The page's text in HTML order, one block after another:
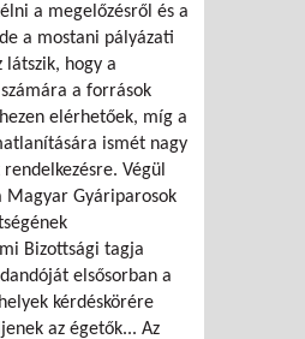
a megelőzésről és a
a mostani pályázati
látszik, hogy a
a források
elérhetőek, míg a
ismét nagy
Végül
Magyar Gyáriparosok
Bizottsági tagja
elsősorban a
kérdéskörére
az égetők... Az